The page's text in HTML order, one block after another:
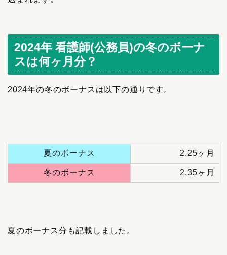
2024年 看護師(公務員)の冬のボーナ
スは何ヶ月分？
2024年の冬のボーナスは以下の通りです。
夏のボーナス 2.25ヶ月
冬のボーナス 2.35ヶ月
夏のボーナス分も記載しました。